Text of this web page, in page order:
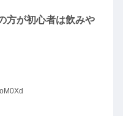
方が初心者は飲みや